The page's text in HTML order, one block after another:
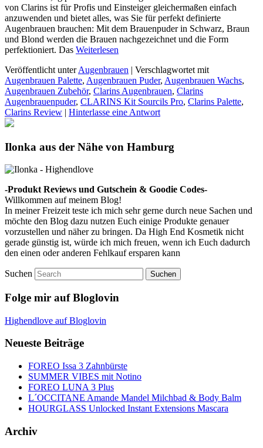
von Clarins ist für Profis und Einsteiger gleichermaßen einfach
anzuwenden und bietet alles, was Sie für perfekt definierte
Augenbrauen brauchen: Mit dem Brauenpuder in Schwarz, Braun
und Blond werden die Brauen nachgezeichnet und die Form
perfektioniert. Das Weiterlesen
Veröffentlicht unter Augenbrauen | Verschlagwortet mit
Augenbrauen Palette, Augenbrauen Puder, Augenbrauen Wachs,
Augenbrauen Zubehör, Clarins Augenbrauen, Clarins
Augenbrauenpuder, CLARINS Kit Sourcils Pro, Clarins Palette,
Clarins Review | Hinterlasse eine Antwort
Ilonka aus der Nähe von Hamburg
-Produkt Reviews und Gutschein & Goodie Codes-
Willkommen auf meinem Blog!
In meiner Freizeit teste ich mich sehr gerne durch neue Sachen und
möchte den Blog dazu nutzen Euch einige Produkte genauer
vorzustellen und näher zu bringen. Da High End Kosmetik nicht
gerade günstig ist, würde ich mich freuen, wenn ich Euch dadurch
den einen oder anderen Fehlkauf ersparen kann
Suchen
Folge mir auf Bloglovin
Highendlove auf Bloglovin
Neueste Beiträge
FOREO Issa 3 Zahnbürste
SUMMER VIBES mit Notino
FOREO LUNA 3 Plus
L´OCCITANE Amande Mandel Milchbad & Body Balm
HOURGLASS Unlocked Instant Extensions Mascara
Archiv